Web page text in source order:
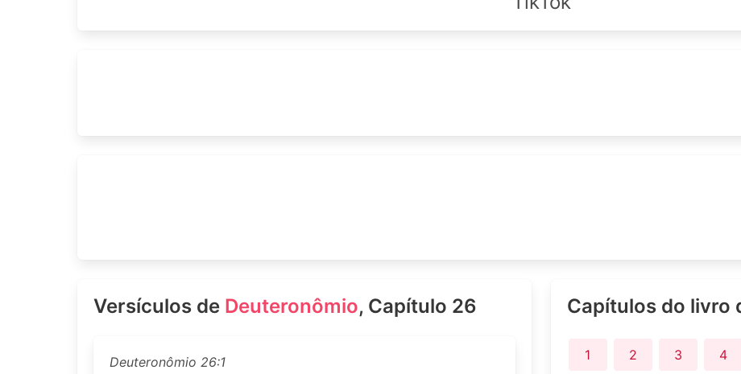
Versículos de Deuteronômio, Capítulo 26
Deuteronômio 26:1
Capítulos do livro
1 2 3 4